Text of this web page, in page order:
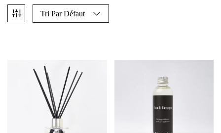
Tri Par Défaut